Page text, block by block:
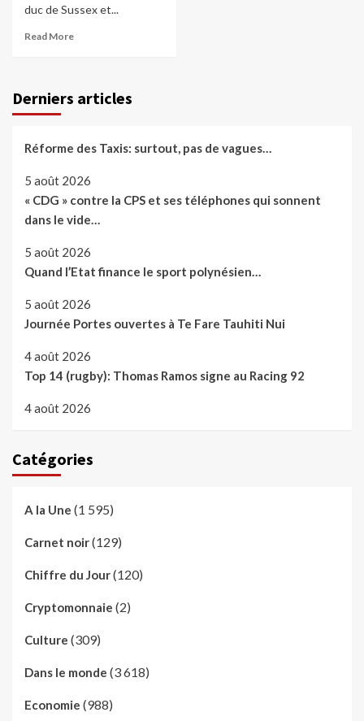
duc de Sussex et...
Read More
Derniers articles
Réforme des Taxis: surtout, pas de vagues…
5 août 2026
« CDG » contre la CPS et ses téléphones qui sonnent
dans le vide…
5 août 2026
Quand l’Etat finance le sport polynésien…
5 août 2026
Journée Portes ouvertes à Te Fare Tauhiti Nui
4 août 2026
Top 14 (rugby): Thomas Ramos signe au Racing 92
4 août 2026
Catégories
A la Une (1 595)
Carnet noir(129)
Chiffre du Jour(120)
Cryptomonnaie (2)
Culture (309)
Dans le monde (3 618)
Economie (988)